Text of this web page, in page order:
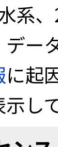
系
デー
に起
し